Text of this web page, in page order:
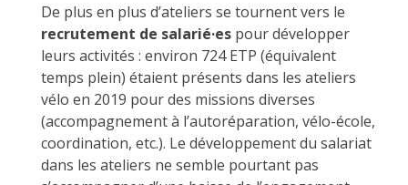
De plus en plus d’ateliers se tournent vers le
recrutement de salarié·es pour développer
leurs activités : environ 724 ETP (équivalent
temps plein) étaient présents dans les ateliers
vélo en 2019 pour des missions diverses
(accompagnement à l’autoréparation, vélo-école,
coordination, etc.). Le développement du salariat
dans les ateliers ne semble pourtant pas